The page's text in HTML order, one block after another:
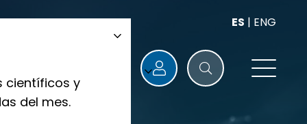
ES | ENG
científicos y
del mes.